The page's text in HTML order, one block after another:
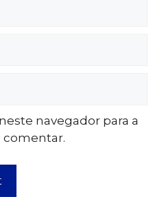
navegador para a
comentar.